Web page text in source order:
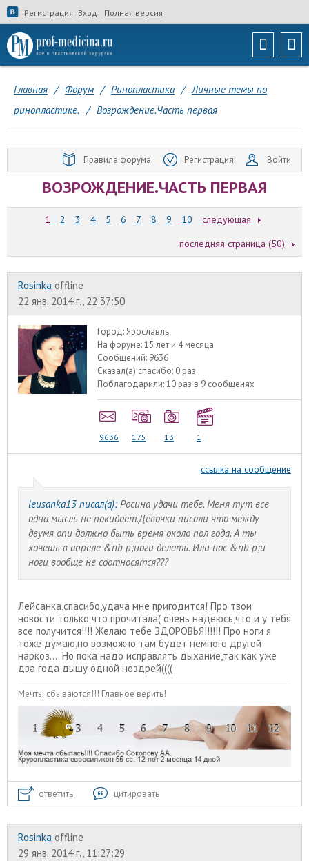
Регистрация Вход Полная версия
Главная / Форум / Ринопластика / Личные темы по
ринопластике. / Возрождение.Часть первая
Правила форума Регистрация Войти
ВОЗРОЖДЕНИЕ.ЧАСТЬ ПЕРВАЯ
1 2 3 4 5 6 7 8 9 10
следующая
последняя страница (50)
Rosinka offline
22 янв. 2014 г., 22:37:50
Город:Ярославль
На форуме:15 лет и 4 месяца
Сообщений: 9636
Сказал(а) спасибо: 0 раз
Поблагодарили:10 раз в 9 сообщенях
9636 175 13 1
ссылка на сообщение
leusanka13 писал(а):Росина удачи тебе. Меня тут все
одна мысль не покидает.Девочки писали что между
двумя опи должно быть время около пол года. А ты
хочешь в апреле &nb p;ноги делать. Или нос &nb p;и
ноги вообще не соотносятся???
Лейсанка,спасибо,удача мне пригодится! Про твои
новости только что прочитала( очень надеюсь,что и у тебя
все получится!!!! Желаю тебе ЗДОРОВЬЯ!!!!!! Про ноги я
тоже думаю,но возможно там будет немного другой
наркоз.... Но пока надо исправлять дыхание,так как уже
два года дышу одной ноздрей((((
Мечты сбываются!!! Главное верить!
ответить цитировать
Rosinka offline
29 янв. 2014 г., 11:27:29